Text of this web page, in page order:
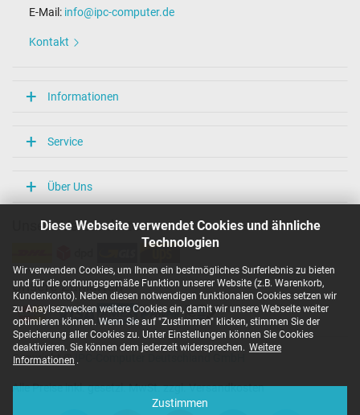
Diese Webseite verwendet Cookies und ähnliche
Technologien
Wir verwenden Cookies, um Ihnen ein bestmögliches Surferlebnis zu bieten
und für die ordnungsgemäße Funktion unserer Website (z.B. Warenkorb,
Kundenkonto). Neben diesen notwendigen funktionalen Cookies setzen wir
zu Anaylsezwecken weitere Cookies ein, damit wir unsere Webseite weiter
optimieren können. Wenn Sie auf "Zustimmen" klicken, stimmen Sie der
Speicherung aller Cookies zu. Unter Einstellungen können Sie Cookies
deaktivieren. Sie können dem jederzeit widersprechen. Weitere
Informationen .
Zustimmen
Länge / Breite / Höhe
Überlast-, kurzschluss- und überhitzungsgeschützt
CCC
PSE
TÜV Geprüfte Sicherheit
Kategorisierung
Kategorie
Netzteil
Verwendung
Notebook / Laptop
E-Mail: info@ipc-computer.de
Kontakt
Informationen
Service
Über Uns
Unsere Versandarten
Unsere Zahlarten
Copyright ©
Alle Preise inkl. gesetzl. MwSt. zzgl. Versandkosten